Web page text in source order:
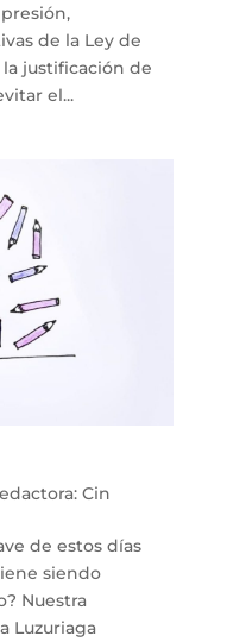
de la Ley de
justificación de
el...
Cin
de estos días
siendo
Nuestra
Luzuriaga